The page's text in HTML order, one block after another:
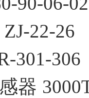
ZJ-22-26
301-306
器